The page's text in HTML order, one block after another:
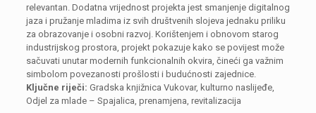
relevantan. Dodatna vrijednost projekta jest smanjenje digitalnog
jaza i pružanje mladima iz svih društvenih slojeva jednaku priliku
za obrazovanje i osobni razvoj. Korištenjem i obnovom starog
industrijskog prostora, projekt pokazuje kako se povijest može
sačuvati unutar modernih funkcionalnih okvira, čineći ga važnim
simbolom povezanosti prošlosti i budućnosti zajednice.
Ključne riječi: Gradska knjižnica Vukovar, kulturno naslijeđe,
Odjel za mlade – Spajalica, prenamjena, revitalizacija